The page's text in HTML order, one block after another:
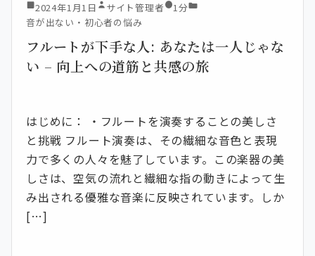
2024年1月1日 サイト管理者
1分
音が出ない・初心者の悩み
フルートが下手な人: あなたは一人じゃな
い – 向上への道筋と共感の旅
はじめに： ・フルートを演奏することの美しさ
と挑戦 フルート演奏は、その繊細な音色と表現
力で多くの人々を魅了しています。この楽器の美
しさは、空気の流れと繊細な指の動きによって生
み出される優雅な音楽に反映されています。しか
[…]